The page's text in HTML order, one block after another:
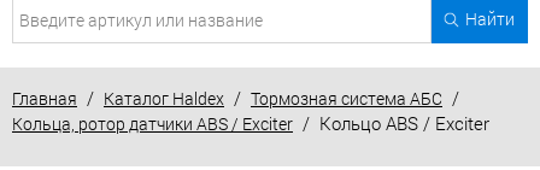
Найти
Главная / Каталог Haldex / Тормозная система АБС /
Кольца, ротор датчики ABS / Exciter / Кольцо ABS / Exciter